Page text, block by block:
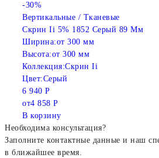
-30%
Вертикальные / Тканевые
Скрин Ii 5% 1852 Серый 89 Мм
Ширина:от 300 мм
Высота:от 300 мм
Коллекция:Скрин Ii
Цвет:Серый
6 940 Р
от4 858 Р
В корзину
Необходима консультация?
Заполните контактные данные и наш
в ближайшее время.